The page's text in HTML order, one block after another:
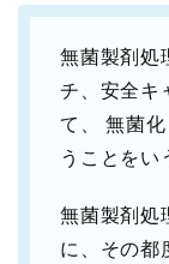
無菌製剤処
チ、安全キ
て、 無菌
うことをい
無菌製剤処
に、その都